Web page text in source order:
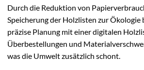
Durch die Reduktion von
Speicherung der Holzlisten zur Ökologie
präzise Planung mit einer digitalen
Überbestellungen und
was die Umwelt zusätzlich schont.